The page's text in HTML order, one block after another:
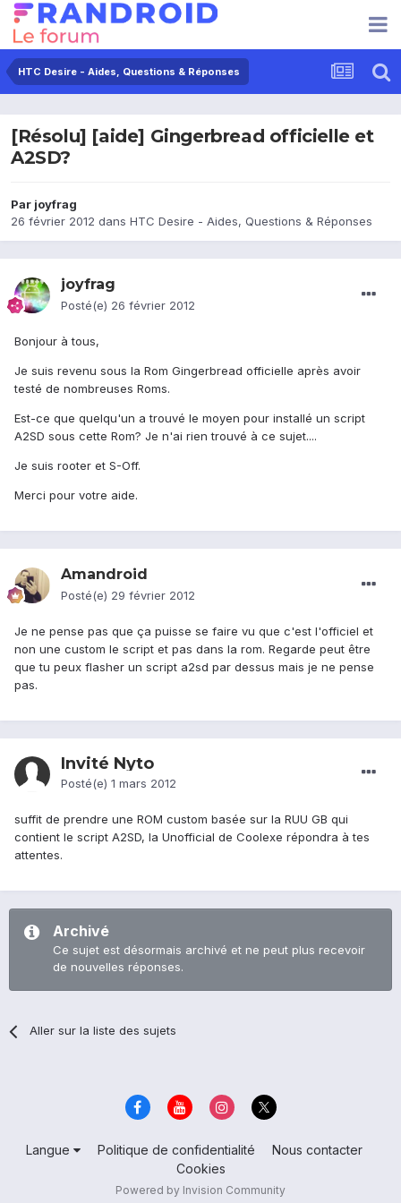
HTC Desire - Aides, Questions & Réponses
[Résolu] [aide] Gingerbread officielle et
A2SD?
Par joyfrag
26 février 2012 dans HTC Desire - Aides, Questions & Réponses
joyfrag
Posté(e) 26 février 2012
Bonjour à tous,
Je suis revenu sous la Rom Gingerbread officielle après avoir
testé de nombreuses Roms.
Est-ce que quelqu'un a trouvé le moyen pour installé un script
A2SD sous cette Rom? Je n'ai rien trouvé à ce sujet....
Je suis rooter et S-Off.
Merci pour votre aide.
Amandroid
Posté(e) 29 février 2012
Je ne pense pas que ça puisse se faire vu que c'est l'officiel et
non une custom le script et pas dans la rom. Regarde peut être
que tu peux flasher un script a2sd par dessus mais je ne pense
pas.
Invité Nyto
Posté(e) 1 mars 2012
suffit de prendre une ROM custom basée sur la RUU GB qui
contient le script A2SD, la Unofficial de Coolexe répondra à tes
attentes.
Archivé
Ce sujet est désormais archivé et ne peut plus recevoir
de nouvelles réponses.
Aller sur la liste des sujets
Langue Politique de confidentialité
Nous contacter
Cookies
Powered by Invision Community